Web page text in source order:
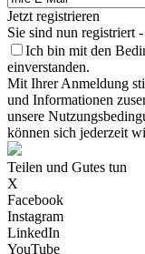
Jetzt registrieren
Sie sind nun registriert
Ich bin mit den
einverstanden.
Mit Ihrer Anmeldung
und Informationen
unsere
können sich jederzeit
Teilen und Gutes tun
X
Facebook
Instagram
LinkedIn
YouTube